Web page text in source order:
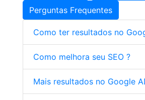
Perguntas Frequentes
Como ter resultados no
Como melhora seu SEO ?
Mais resultados no Google